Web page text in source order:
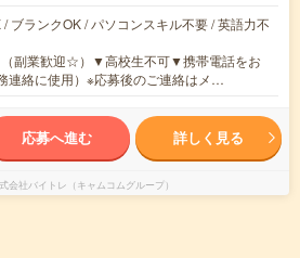
ブランクOK / パソコンスキル不要 / 英語力不
副業歓迎☆）▼高校生不可▼携帯電話をお
連絡に使用）※応募後のご連絡はメ…
応募へ進む 詳しく見る
会社バイトレ（キャムコムグループ）